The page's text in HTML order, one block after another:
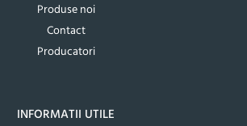
Produse noi
Contact
Producatori
INFORMATII UTILE